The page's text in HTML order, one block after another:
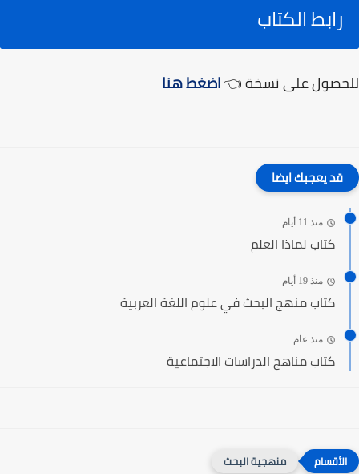
رابط الكتاب
للحصول على نسخة 👈اضغط هنا
قد يعجبك ايضا
منذ 11 أيام
كتاب لماذا العلم
منذ 19 أيام
كتاب منهج البحث في علوم اللغة العربية
منذ عام
كتاب مناهج الدراسات الاجتماعية
منهجية البحث